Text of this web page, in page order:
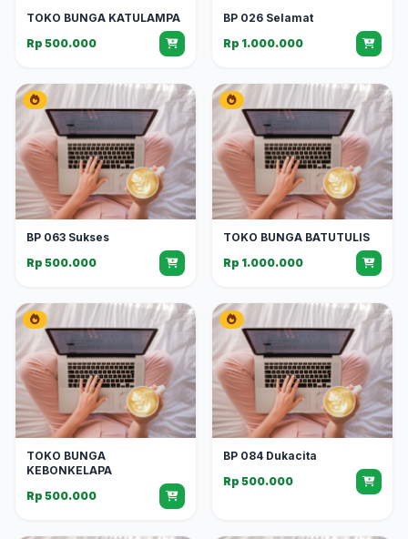
TOKO BUNGA KATULAMPA
Rp 500.000
BP 026 Selamat
Rp 1.000.000
BP 063 Sukses
Rp 500.000
TOKO BUNGA BATUTULIS
Rp 1.000.000
TOKO BUNGA
KEBONKELAPA
Rp 500.000
BP 084 Dukacita
Rp 500.000